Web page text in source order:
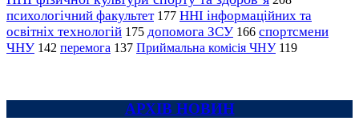
психологічний факультет 177 ННІ інформаційних та
освітніх технологій 175 допомога ЗСУ 166 спортсмени
ЧНУ 142 перемога 137 Приймальна комісія ЧНУ 119
АРХІВ НОВИН